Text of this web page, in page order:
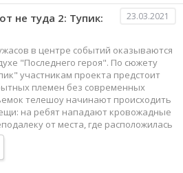
не туда 2: Тупик: 23.03.2021
в центре событий оказываются
"Последнего героя". По сюжету
участникам проекта предстоит
племен без современных
телешоу начинают происходить
на ребят нападают кровожадные
от места, где расположилась
извращенные способы
к своим жертвам. В итоге,